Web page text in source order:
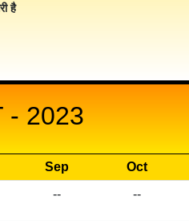
है
- 2023
Sep Oct
-- --